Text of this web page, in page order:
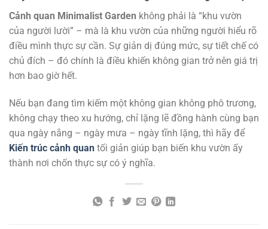
Cảnh quan Minimalist Garden không phải là “khu vườn
của người lười” – mà là khu vườn của những người hiểu rõ
điều mình thực sự cần. Sự giản dị đúng mức, sự tiết chế có
chủ đích – đó chính là điều khiến không gian trở nên giá trị
hơn bao giờ hết.
Nếu bạn đang tìm kiếm một không gian không phô trương,
không chạy theo xu hướng, chỉ lặng lẽ đồng hành cùng bạn
qua ngày nắng – ngày mưa – ngày tĩnh lặng, thì hãy để
Kiến trúc cảnh quan tối giản giúp bạn biến khu vườn ấy
thành nơi chốn thực sự có ý nghĩa.